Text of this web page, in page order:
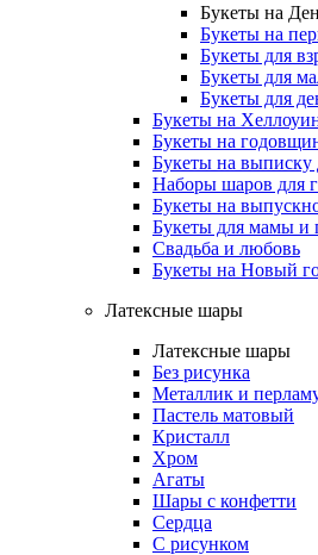
Букеты на
Букеты на
Букеты для
Букеты для
Букеты для
Букеты на
Букеты на
Букеты на
Наборы шаров для
Букеты на
Букеты для мамы и
Свадьба и любовь
Букеты на Новый
Латексные шары
Латексные шары
Без рисунка
Металлик и
Пастель матовый
Кристалл
Хром
Агаты
Шары с конфетти
Сердца
С рисунком